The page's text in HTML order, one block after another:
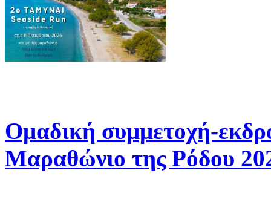
Ομαδική συμμετοχή-
Μαραθώνιο της Ρόδου